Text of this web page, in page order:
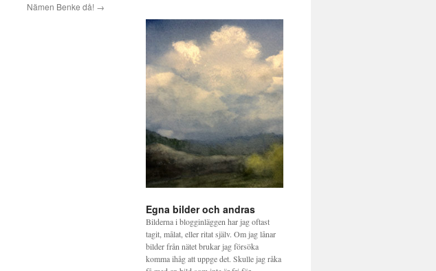
Nämen Benke då! →
Egna bilder och andras
Bilderna i blogginläggen har jag oftast
tagit, målat, eller ritat själv. Om jag lånar
bilder från nätet brukar jag försöka
komma ihåg att uppge det. Skulle jag råka